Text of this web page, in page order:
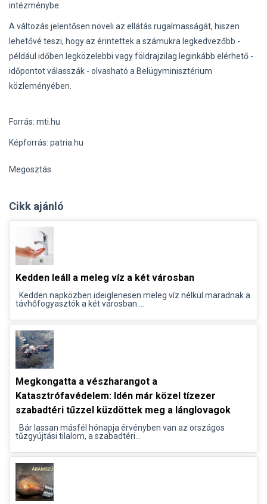
intézménybe.
A változás jelentősen növeli az ellátás rugalmasságát, hiszen
lehetővé teszi, hogy az érintettek a számukra legkedvezőbb -
például időben legközelebbi vagy földrajzilag leginkább elérhető -
időpontot válasszák - olvasható a Belügyminisztérium
közleményében.
Forrás: mti.hu
Képforrás: patria.hu
Megosztás
Cikk ajánló
Kedden leáll a meleg víz a két városban
Kedden napközben ideiglenesen meleg víz nélkül maradnak a
távhőfogyasztók a két városban....
Megkongatta a vészharangot a
Katasztrófavédelem: Idén már közel tízezer
szabadtéri tűzzel küzdöttek meg a lánglovagok
Bár lassan másfél hónapja érvényben van az országos
tűzgyújtási tilalom, a szabadtéri...